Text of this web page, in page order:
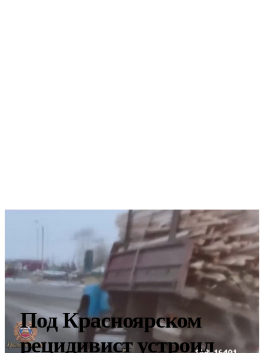
Под Красноярском
рецидивист устроил